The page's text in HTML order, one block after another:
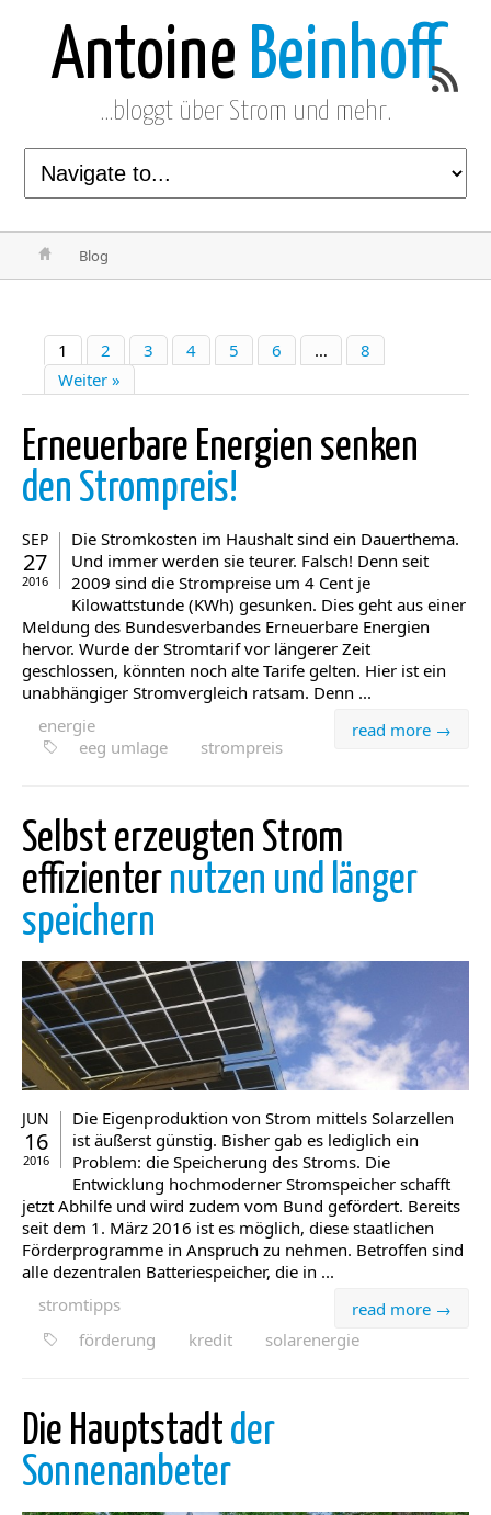
Antoine Beinhoff
…bloggt über Strom und mehr.
Blog
1 2 3 4 5 6 …
8
Weiter »
Erneuerbare Energien senken
den Strompreis!
SEP
27
2016
Die Stromkosten im Haushalt sind ein Dauerthema.
Und immer werden sie teurer. Falsch! Denn seit
2009 sind die Strompreise um 4 Cent je
Kilowattstunde (KWh) gesunken. Dies geht aus einer
Meldung des Bundesverbandes Erneuerbare Energien
hervor. Wurde der Stromtarif vor längerer Zeit
geschlossen, könnten noch alte Tarife gelten. Hier ist ein
unabhängiger Stromvergleich ratsam. Denn ...
read more →
energie
eeg umlage
strompreis
Selbst erzeugten Strom
effizienter nutzen und länger
speichern
JUN
16
2016
Die Eigenproduktion von Strom mittels Solarzellen
ist äußerst günstig. Bisher gab es lediglich ein
Problem: die Speicherung des Stroms. Die
Entwicklung hochmoderner Stromspeicher schafft
jetzt Abhilfe und wird zudem vom Bund gefördert. Bereits
seit dem 1. März 2016 ist es möglich, diese staatlichen
Förderprogramme in Anspruch zu nehmen. Betroffen sind
alle dezentralen Batteriespeicher, die in ...
read more →
stromtipps
förderung
kredit solarenergie
Die Hauptstadt der
Sonnenanbeter